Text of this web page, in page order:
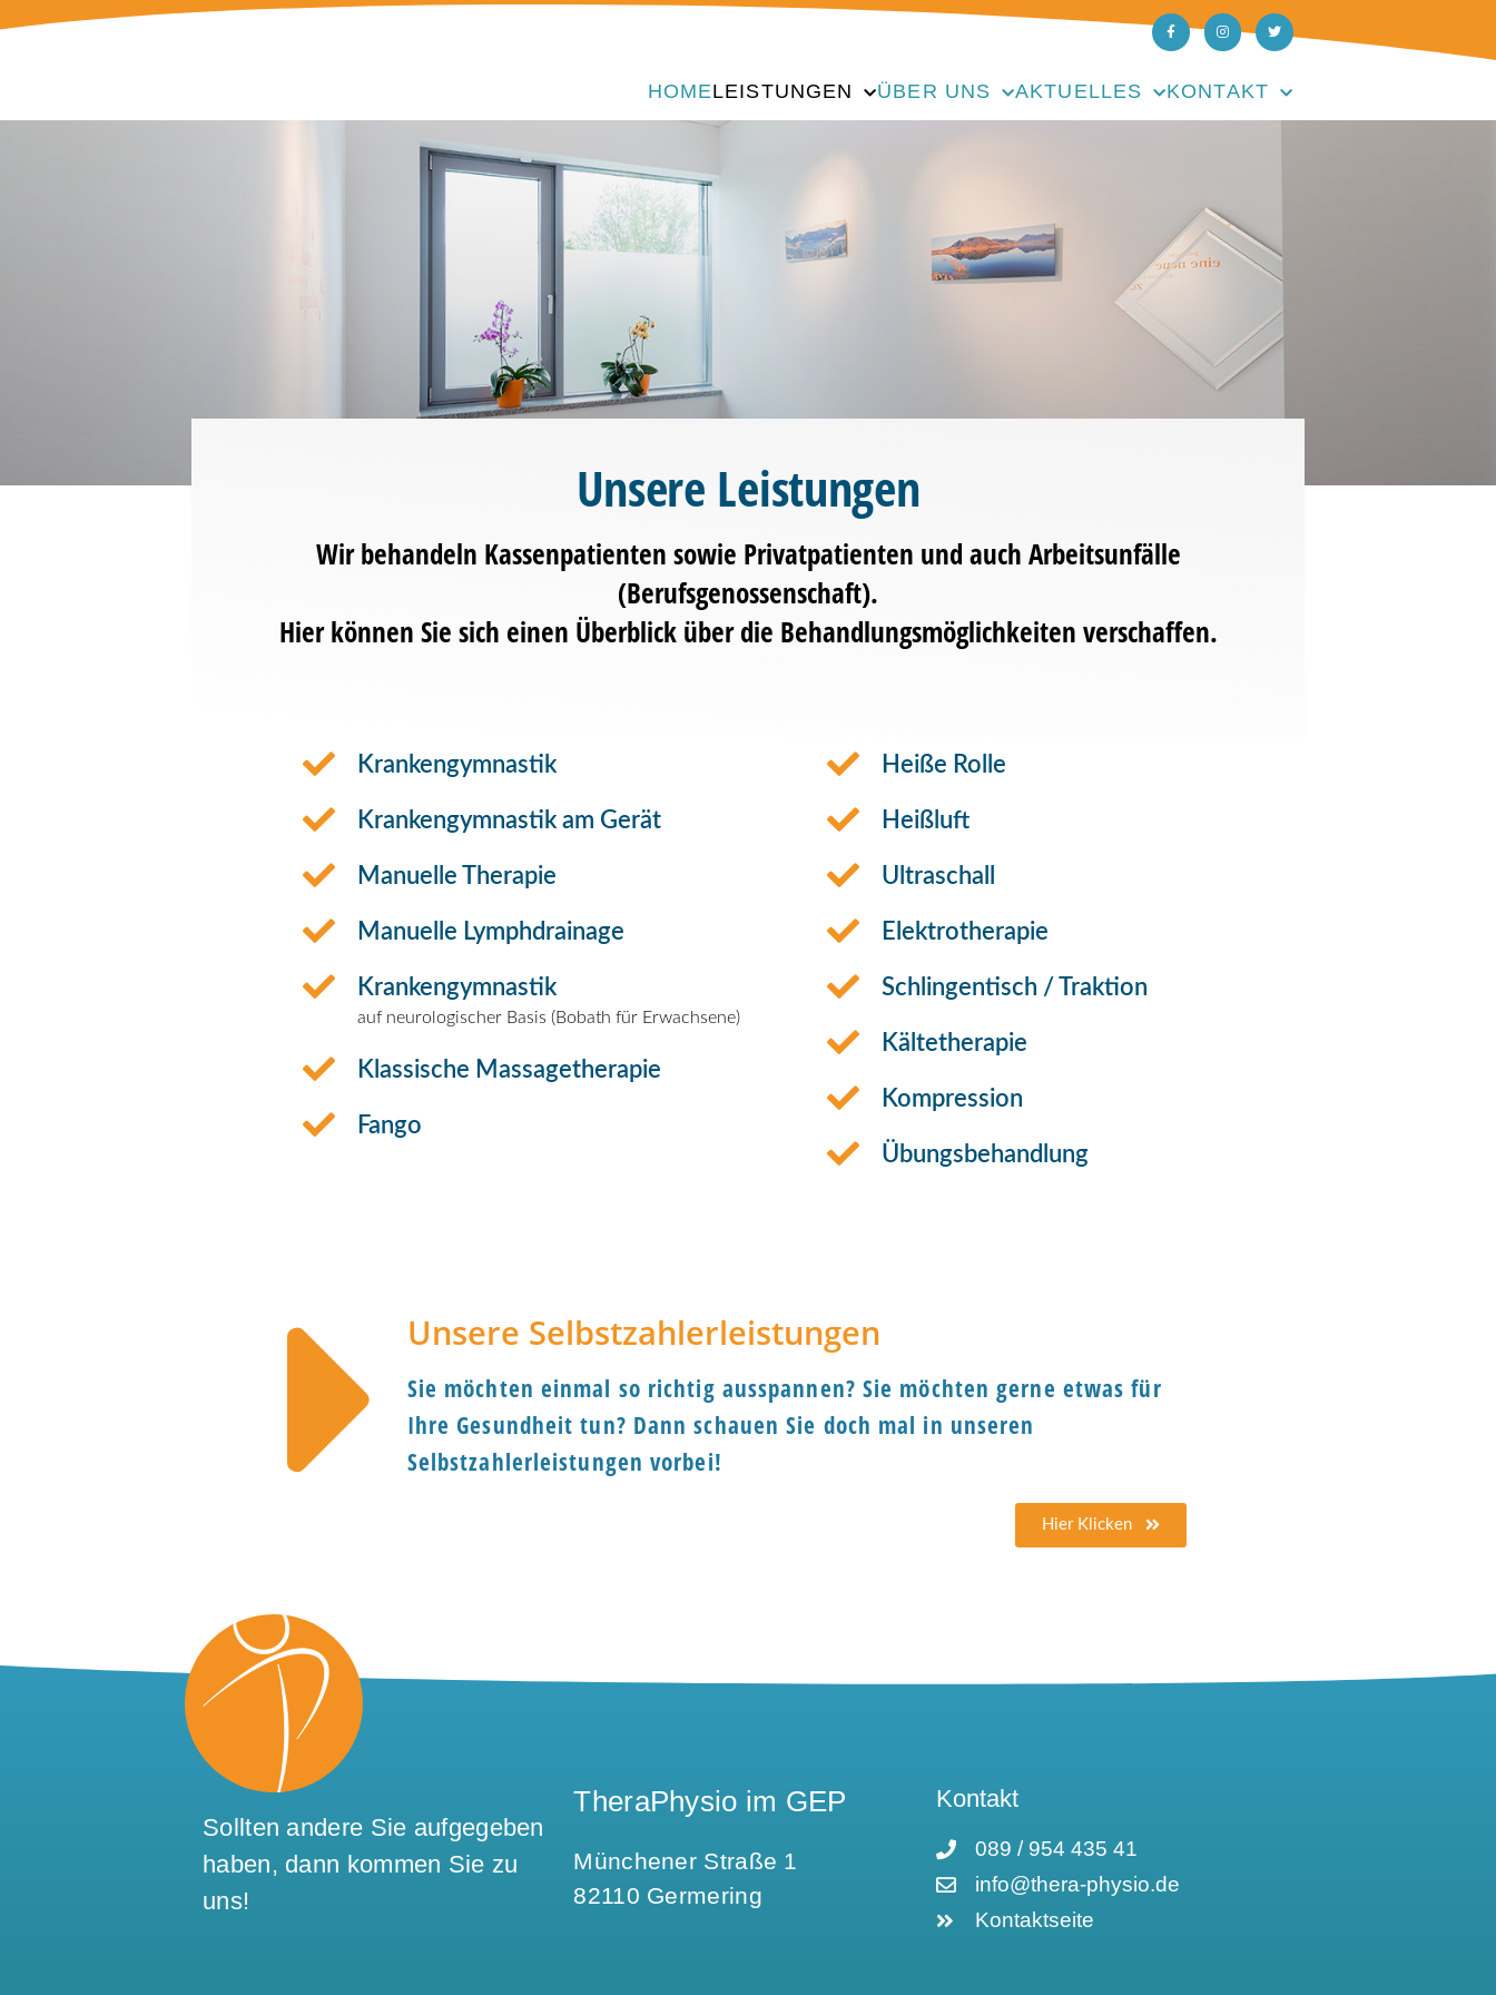
HOMELEISTUNGEN ÜBER UNS AKTUELLES KONTAKT
Unsere Leistungen
Wir behandeln Kassenpatienten sowie Privatpatienten und auch Arbeitsunfälle
(Berufsgenossenschaft).
Hier können Sie sich einen Überblick über die Behandlungsmöglichkeiten verschaffen.
Krankengymnastik
Krankengymnastik am Gerät
Manuelle Therapie
Manuelle Lymphdrainage
Krankengymnastik
auf neurologischer Basis (Bobath für Erwachsene)​
Klassische Massagetherapie
Fango
Heiße Rolle
Heißluft
Ultraschall
Elektrotherapie
Schlingentisch / Traktion
Kältetherapie
Kompression
Übungsbehandlung
Unsere Selbstzahlerleistungen
Sie möchten einmal so richtig ausspannen? Sie möchten gerne etwas für
Ihre Gesundheit tun? Dann schauen Sie doch mal in unseren
Selbstzahlerleistungen vorbei!
Hier Klicken
Sollten andere Sie aufgegeben
haben, dann kommen Sie zu
uns!
TheraPhysio im GEP
Münchener Straße 1
82110 Germering​
Kontakt
089 / 954 435 41
info@thera-physio.de
Kontaktseite